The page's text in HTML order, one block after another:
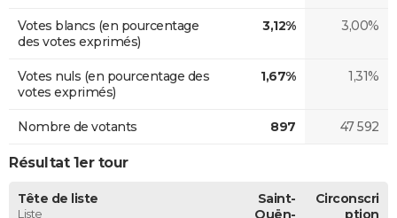
Votes blancs (en pourcentage
des votes exprimés)
3,12% 3,00%
Votes nuls (en pourcentage des
votes exprimés)
1,67% 1,31%
Nombre de votants 897 47 592
Résultat 1er tour
Tête de liste
Liste
Saint-
Ouën-
Circonscri
ption